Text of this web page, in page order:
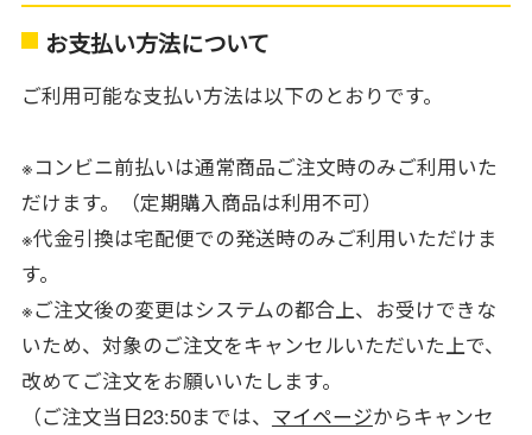
お支払い方法について
ご利用可能な支払い方法は以下のとおりです。
※コンビニ前払いは通常商品ご注文時のみご利用いた
だけます。（定期購入商品は利用不可）
※代金引換は宅配便での発送時のみご利用いただけま
す。
※ご注文後の変更はシステムの都合上、お受けできな
いため、対象のご注文をキャンセルいただいた上で、
改めてご注文をお願いいたします。
（ご注文当日23:50までは、 マイページからキャンセ